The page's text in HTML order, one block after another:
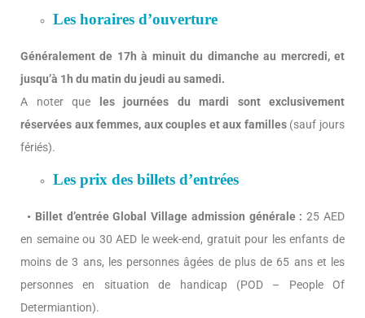
Les horaires d’ouverture
Généralement de 17h à minuit du dimanche au mercredi, et
jusqu’à 1h du matin du jeudi au samedi.
A noter que
les journées du mardi sont exclusivement
réservées aux femmes, aux couples et aux familles(sauf jours
fériés).
Les prix des billets d’entrées
• Billet d’entrée Global Village admission générale : 25 AED
en semaine ou 30 AED le week-end, gratuit pour les enfants de
moins de 3 ans, les personnes âgées de plus de 65 ans et les
personnes en situation de handicap (POD – People Of
Determiantion).